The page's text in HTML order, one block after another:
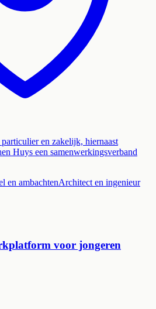
en zakelijk, hiernaast
Huys een samenwerkingsverband
en ambachtenArchitect en ingenieur
voor jongeren